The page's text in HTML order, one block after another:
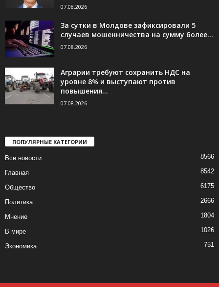
07.08.2026
За сутки в Молдове зафиксировали 5
случаев мошенничества на сумму более...
07.08.2026
Аграрии требуют сохранить НДС на
уровне 8% и выступают против
повышения...
07.08.2026
ПОПУЛЯРНЫЕ КАТЕГОРИИ
Все новости 8566
Главная 8542
Общество 6175
Политика 2666
Мнение 1804
В мире 1026
Экономика 751